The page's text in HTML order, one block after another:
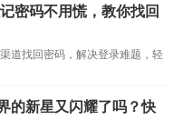
密码不用慌，教你找回
道找回密码，解决登录难题，轻
的新星又闪耀了吗？快